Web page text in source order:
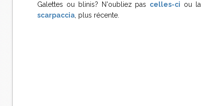
Galettes ou blinis? N'oubliez pas celles-ci ou la
scarpaccia , plus récente.